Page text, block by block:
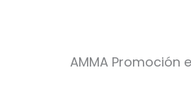
AMMA Promoción